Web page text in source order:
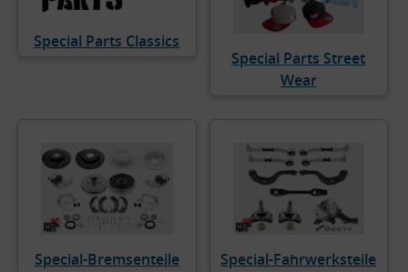
Special Parts Classics
Special Parts Street
Wear
Special-Bremsenteile Special-Fahrwerksteile